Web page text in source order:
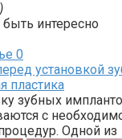
интересно
0
установкой
пластика
зубных
с
Одной из